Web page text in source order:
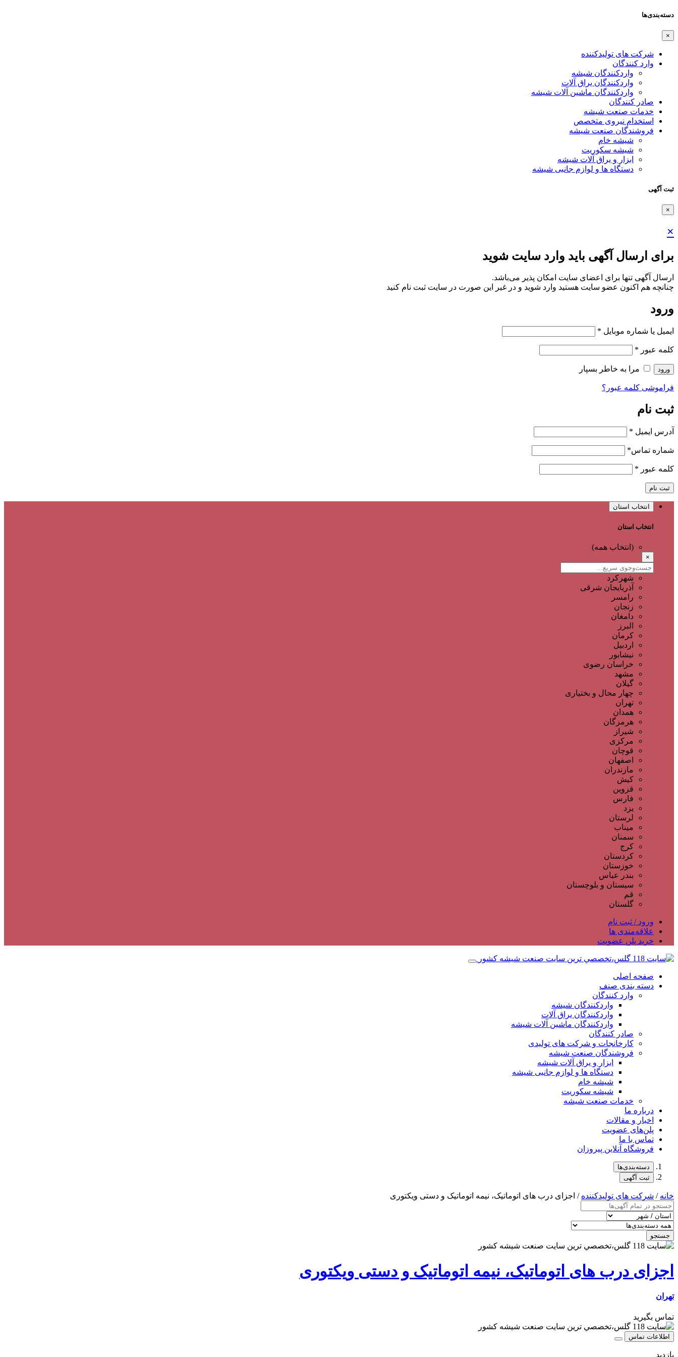
دسته‌بندی‌ها
×
شرکت های تولیدکننده
وارد کنندگان
واردکنندگان شیشه
واردکنندگان یراق آلات
واردکنندگان ماشین آلات شیشه
صادر کنندگان
خدمات صنعت شیشه
استخدام نیروی متخصص
فروشندگان صنعت شیشه
شیشه خام
شیشه سکوریت
ابزار و یراق آلات شیشه
دستگاه ها و لوازم جانبی شیشه
ثبت آگهی
×
×
برای ارسال آگهی باید وارد سایت شوید
ارسال آگهی تنها برای اعضای سایت امکان پذیر می‌باشد.
چنانچه هم‌ اکنون عضو سایت هستید وارد شوید و در غیر این صورت در سایت ثبت نام کنید
ورود
ایمیل یا شماره موبایل *
کلمه عبور *
ورود مرا به خاطر بسپار
فراموشی کلمه عبور؟
ثبت نام
آدرس ایمیل *
شماره تماس*
کلمه عبور *
ثبت نام
انتخاب استان
انتخاب استان
(انتخاب همه)
×
شهرکرد
آذربایجان شرقی
رامسر
زنجان
دامغان
البرز
کرمان
اردبیل
نیشابور
خراسان رضوی
مشهد
گیلان
چهار محال و بختیاری
تهران
همدان
هرمزگان
شیراز
مرکزی
قوچان
اصفهان
مازندران
کیش
قزوین
فارس
یزد
لرستان
میناب
سمنان
کرج
کردستان
خوزستان
بندر عباس
سیستان و بلوچستان
قم
گلستان
ورود / ثبت نام
علاقه‌مندی ها
خرید پلن عضویت
صفحه اصلی
دسته بندی صنف
وارد کنندگان
واردکنندگان شیشه
واردکنندگان یراق آلات
واردکنندگان ماشین آلات شیشه
صادر کنندگان
کارخانجات و شرکت های تولیدی
فروشندگان صنعت شیشه
ابزار و یراق آلات شیشه
دستگاه ها و لوازم جانبی شیشه
شیشه خام
شیشه سکوریت
خدمات صنعت شیشه
درباره ما
اخبار و مقالات
پلن‌های عضویت
تماس با ما
فروشگاه آنلاین پیروزان
دسته‌بندی‌ها
ثبت آگهی
خانه / شرکت های تولیدکننده / اجزای درب های اتوماتیک، نیمه اتوماتیک و دستی ویکتوری
جستجو
اجزای درب های اتوماتیک، نیمه اتوماتیک و دستی ویکتوری
تهران
تماس بگیرید
اطلاعات تماس
بازدید